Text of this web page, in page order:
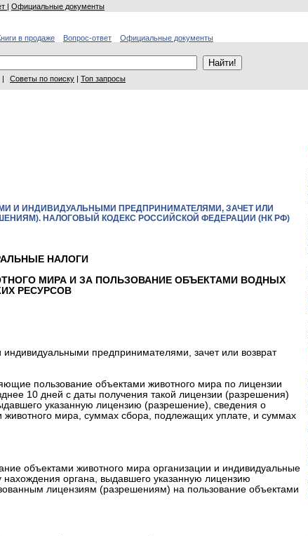
| Официальные документы
в продаже Вопрос-ответ
Официальные документы
| Советы по поиску | Топ запросы
И ИНДИВИДУАЛЬНЫМИ ПРЕДПРИНИМАТЕЛЯМИ, ЗАЧЕТ ИЛИ
НАЛОГОВЫЙ КОДЕКС РОССИЙСКОЙ ФЕДЕРАЦИИ (НК РФ)
НАЛОГИ
МИРА И ЗА ПОЛЬЗОВАНИЕ ОБЪЕКТАМИ ВОДНЫХ
РЕСУРСОВ
предпринимателями, зачет или возврат
пользование объектами животного мира по лицензии
10 дней с даты получения такой лицензии (разрешения)
указанную лицензию (разрешение), сведения о
мира, суммах сбора, подлежащих уплате, и суммах
объектами животного мира организации и индивидуальные
органа, выдавшего указанную лицензию
лицензиям (разрешениям) на пользование объектами